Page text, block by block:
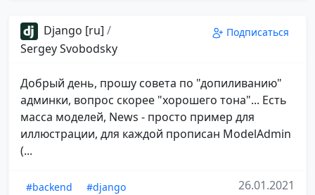
Django [ru] /
Sergey Svobodsky
Подписаться
Добрый день, прошу совета по "допиливанию"
админки, вопрос скорее "хорошего тона"... Есть
масса моделей, News - просто пример для
иллюстрации, для каждой прописан ModelAdmin
(...
#backend
#django
26.01.2021